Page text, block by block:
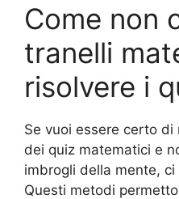
Come non
tranelli
risolvere i
Se vuoi essere certo
dei quiz matematici e
imbrogli della mente,
Questi metodi